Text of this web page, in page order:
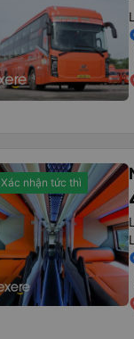
Xác nhận tức thì